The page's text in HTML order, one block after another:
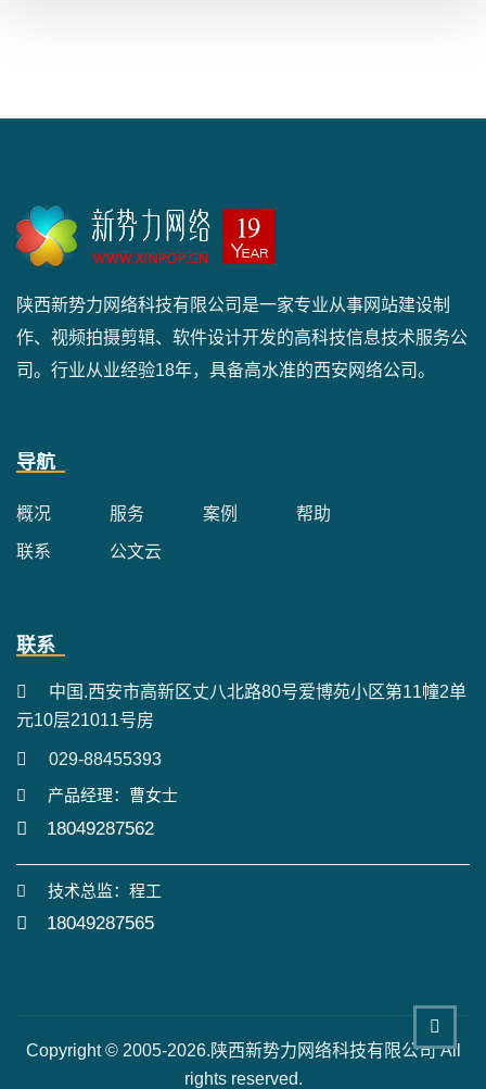
陕西新势力网络科技有限公司是一家专业从事网站建设制
作、视频拍摄剪辑、软件设计开发的高科技信息技术服务公
司。行业从业经验18年，具备高水准的西安网络公司。
导航
概况 服务 案例 帮助
联系 公文云
联系
中国.西安市高新区丈八北路80号爱博苑小区第11幢2单
元10层21011号房
029-88455393
产品经理：曹女士
18049287562
技术总监：程工
18049287565
Copyright © 2005-2026.陕西新势力网络科技有限公司 All
rights reserved.